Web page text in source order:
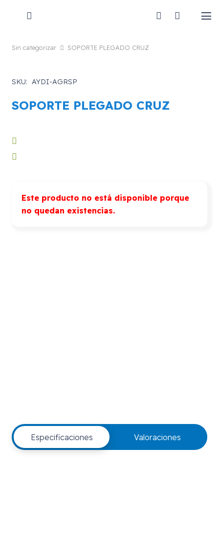
Sin categorizar SOPORTE PLEGADO CRUZ
SKU: AYDI-AGRSP
SOPORTE PLEGADO CRUZ
Este producto no está disponible porque
no quedan existencias.
Especificaciones Valoraciones